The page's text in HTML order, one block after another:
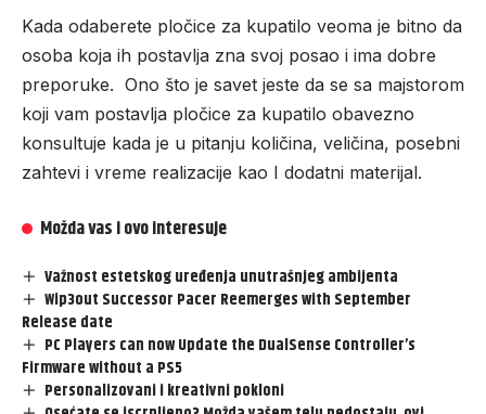
Kada odaberete pločice za kupatilo veoma je bitno da
osoba koja ih postavlja zna svoj posao i ima dobre
preporuke. Ono što je savet jeste da se sa majstorom
koji vam postavlja pločice za kupatilo obavezno
konsultuje kada je u pitanju količina, veličina, posebni
zahtevi i vreme realizacije kao I dodatni materijal.
Možda vas i ovo interesuje
Važnost estetskog uređenja unutrašnjeg ambijenta
Wip3out Successor Pacer Reemerges with September
Release date
PC Players can now Update the DualSense Controller’s
Firmware without a PS5
Personalizovani i kreativni pokloni